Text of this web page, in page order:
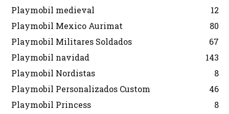
Playmobil medieval
12
Playmobil Mexico Aurimat
80
Playmobil Militares Soldados
67
Playmobil navidad
143
Playmobil Nordistas
8
Playmobil Personalizados Custom
46
Playmobil Princess
8